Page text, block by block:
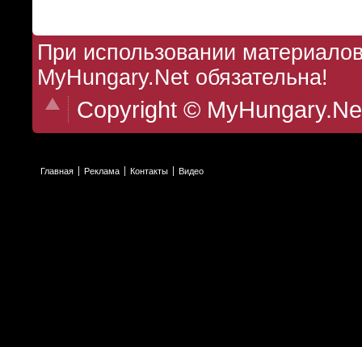
При использовании
MyHungary.Net обязательна!
Copyright ©
Главная Реклама Контакты Видео